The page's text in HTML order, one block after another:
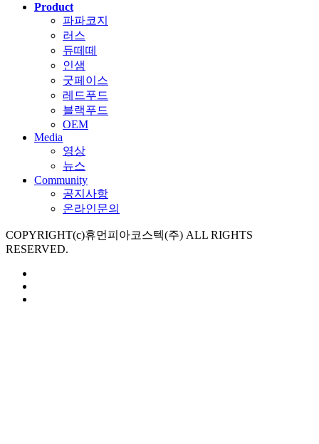
Product
파파코지
러스
듀떼떼
인샘
굿페이스
레드푸드
블랙푸드
OEM
Media
영상
뉴스
Community
공지사항
온라인문의
COPYRIGHT(c)휴먼피아코스텍(주) ALL RIGHTS
RESERVED.